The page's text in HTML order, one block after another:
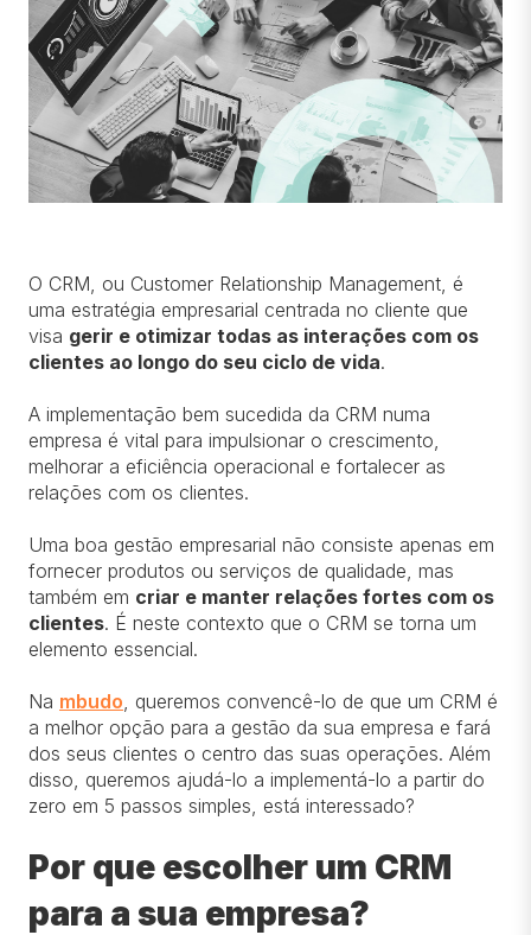
O CRM, ou Customer Relationship Management, é
uma estratégia empresarial centrada no cliente que
visa gerir e otimizar todas as interações com os
clientes ao longo do seu ciclo de vida.
A implementação bem sucedida da CRM numa
empresa é vital para impulsionar o crescimento,
melhorar a eficiência operacional e fortalecer as
relações com os clientes.
Uma boa gestão empresarial não consiste apenas em
fornecer produtos ou serviços de qualidade, mas
também em criar e manter relações fortes com os
clientes. É neste contexto que o CRM se torna um
elemento essencial.
Na mbudo, queremos convencê-lo de que um CRM é
a melhor opção para a gestão da sua empresa e fará
dos seus clientes o centro das suas operações. Além
disso, queremos ajudá-lo a implementá-lo a partir do
zero em 5 passos simples, está interessado?
Por que escolher um CRM
para a sua empresa?